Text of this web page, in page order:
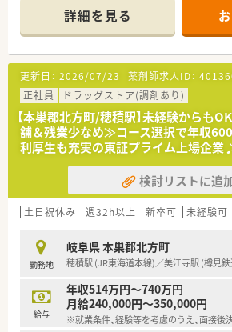
剤師としての継続的なスキルアップを
たします。
■勤務時間・給与を3/4にし、正社員とし
オーター社員」という制度あり！子育て
お勧め！
■OTC販売に携わりたい方にもお勧め！
を持ってきていただくよう声をかけ、
により専念できるよう、働きかけています
■東海以外にも出店している東証プライ
生が整っています。
詳細を見る
更新日： 2026/07/23 薬剤師求人ID：
正社員
ドラッグストア(調剤あり)
【本巣郡北方町/穂積駅】未経験からも
舗＆残業少なめ≫コース選択で年収
利厚生も充実の東証プライム上場企業
検討リストに追
土日祝休み 週32h以上 新卒可 未経験可
勤務地
岐阜県 本巣郡北方町
穂積駅 (JR東海道本線)／美江寺駅 (樽見
給与
年収514万円～740万円
月給240,000円～350,000円
※就業条件、経験等を考慮のうえ、面接後